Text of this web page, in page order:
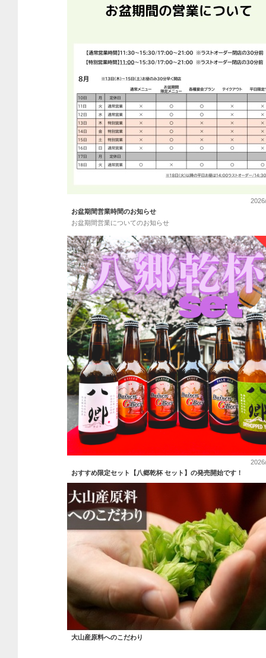
お盆期間営業時間のお知らせ
お盆期間営業についてのお知らせ
おすすめ限定セット【八郷乾杯 セット】の発売開始です！
大山産原料へのこだわり